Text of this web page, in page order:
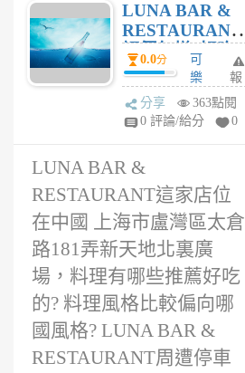
LUNA BAR &
RESTAURANT
評價怎樣?好吃
嗎?
0.0分
可
樂
妹
1
報
分享
363點閱
0 評論/給分
0
LUNA BAR &
RESTAURANT這家店位
在中國 上海市盧灣區太倉
路181弄新天地北裏廣
場，料理有哪些推薦好吃
的? 料理風格比較偏向哪
國風格? LUNA BAR &
RESTAURANT周遭停車